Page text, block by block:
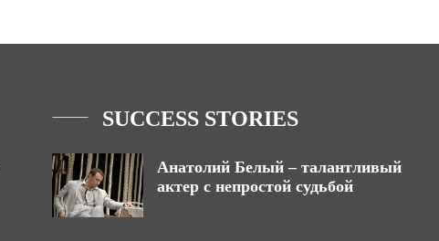
SUCCESS STORIES
Анатолий Белый – талантливый
актер с непростой судьбой